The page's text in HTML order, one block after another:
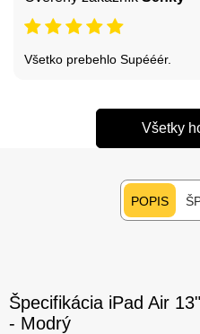
Všetko prebehlo Supééér.
Všetky
POPIS
Špecifikácia iPad Air
- Modrý